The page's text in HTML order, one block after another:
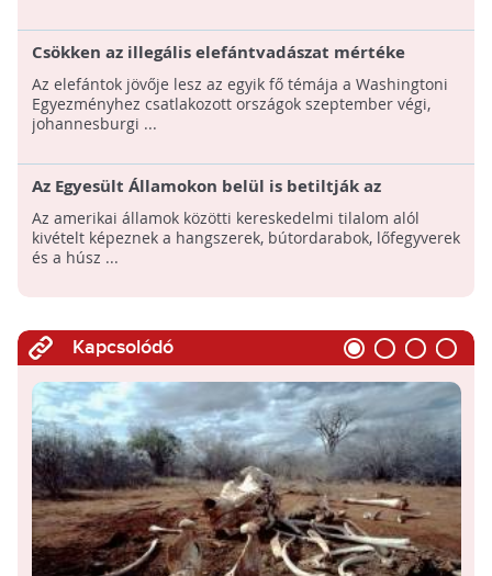
Csökken az illegális elefántvadászat mértéke
Afrikában
Az elefántok jövője lesz az egyik fő témája a Washingtoni
Egyezményhez csatlakozott országok szeptember végi,
johannesburgi ...
Az Egyesült Államokon belül is betiltják az
elefántcsont-kereskedelmet
Az amerikai államok közötti kereskedelmi tilalom alól
kivételt képeznek a hangszerek, bútordarabok, lőfegyverek
és a húsz ...
Kapcsolódó